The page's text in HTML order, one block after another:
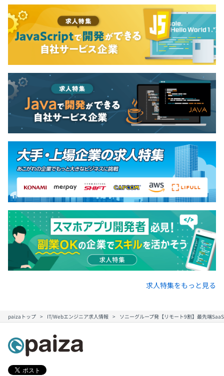
求人特集をもっと見る
paizaトップ IT/Webエンジニア求人情報 ソニーグループ発【リモート9割】最先端